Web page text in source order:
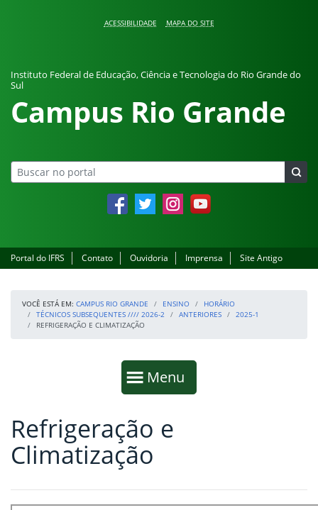
ACESSIBILIDADE MAPA DO SITE
Instituto Federal de Educação, Ciência e Tecnologia do Rio Grande do
Sul
Campus Rio Grande
Facebook Twitter InstagramYouTube
Portal do IFRS Contato Ouvidoria Imprensa Site Antigo
VOCÊ ESTÁ EM: CAMPUS RIO GRANDE ENSINO
HORÁRIO
TÉCNICOS SUBSEQUENTES //// 2026-2
ANTERIORES
2025-1
REFRIGERAÇÃO E CLIMATIZAÇÃO
Mostrar
Menu
Fim da navegação
Início do conteúdo
Refrigeração e
Climatização